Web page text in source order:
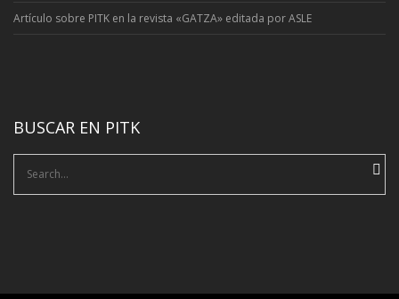
Artí­culo sobre PITK en la revista «GATZA» editada por ASLE
BUSCAR EN PITK
Search